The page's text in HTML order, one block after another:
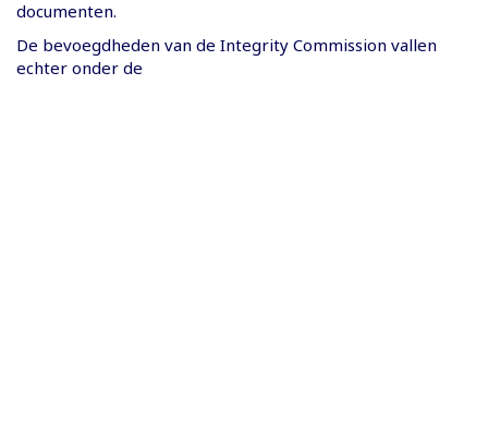
documenten.
De bevoegdheden van de Integrity Commission vallen
echter onder de